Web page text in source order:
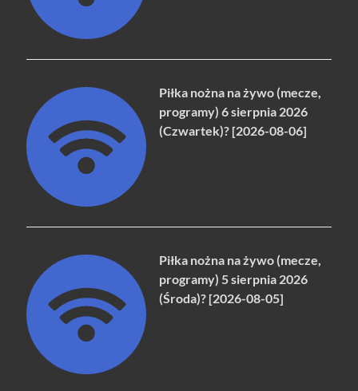
Piłka nożna na żywo (mecze,
programy) 6 sierpnia 2026
(Czwartek)? [2026-08-06]
Piłka nożna na żywo (mecze,
programy) 5 sierpnia 2026
(Środa)? [2026-08-05]